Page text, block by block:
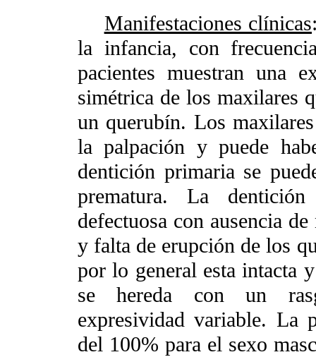
Manifestaciones clínicas
la infancia, con
pacientes muestran una
simétrica de los maxilares
un querubín. Los
la palpación y puede
dentición primaria se
prematura. La
defectuosa con ausencia
y falta de erupción de los
por lo general esta intacta
se hereda con un
expresividad variable. La
del 100% para el sexo